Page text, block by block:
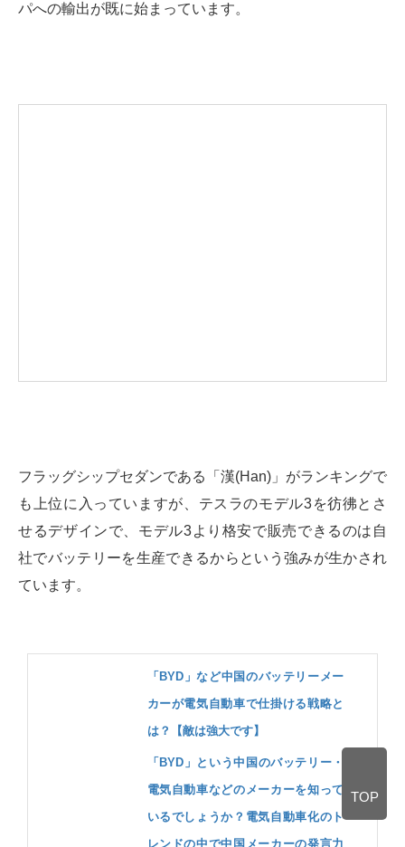
パへの輸出が既に始まっています。
フラッグシップセダンである「漢(Han)」がランキングで
も上位に入っていますが、テスラのモデル3を彷彿とさ
せるデザインで、モデル3より格安で販売できるのは自
社でバッテリーを生産できるからという強みが生かされ
ています。
「BYD」など中国のバッテリーメー
カーが電気自動車で仕掛ける戦略と
は？【敵は強大です】
「BYD」という中国のバッテリー・
電気自動車などのメーカーを知って
いるでしょうか？電気自動車化のト
レンドの中で中国メーカーの発言力
TOP